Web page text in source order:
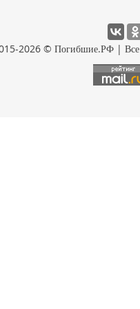
2026 © Погибшие.РФ | Все